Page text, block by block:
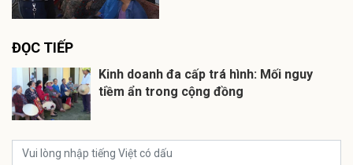
ĐỌC TIẾP
Kinh doanh đa cấp trá hình: Mối nguy
tiềm ẩn trong cộng đồng